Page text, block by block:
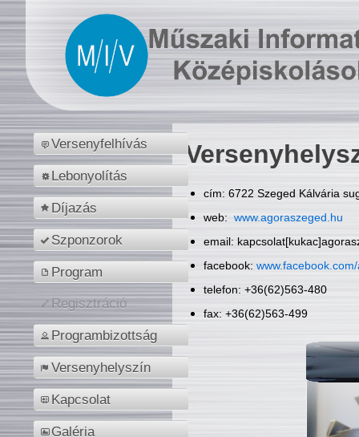
Versenyfelhívás
Lebonyolítás
Díjazás
Szponzorok
Program
Regisztráció
Programbizottság
Versenyhelyszín
Kapcsolat
Galéria
cím: 6722 Szeged Kálvária
web: www.agoraszeged.hu
email:
facebook:
telefon: +36(62)563-480
fax: +36(62)563-499